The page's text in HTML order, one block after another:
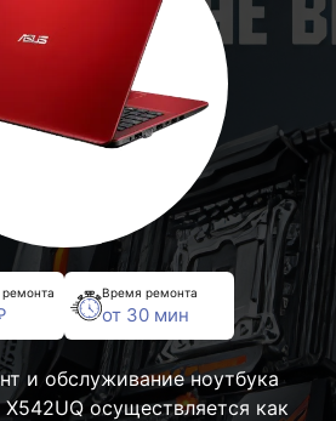
Время ремонта
от 30 мин
и обслуживание ноутбука
осуществляется как